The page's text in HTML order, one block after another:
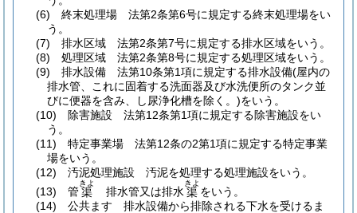
(6)
終末処理場 法第2条第6号に規定する終末処理場をい
う。
(7)
排水区域 法第2条第7号に規定する排水区域をいう。
(8)
処理区域 法第2条第8号に規定する処理区域をいう。
(9)
排水設備 法第10条第1項に規定する排水設備(屋内の
排水管、これに固着する洗面器及び水洗便所のタンク並
びに便器を含み、し尿浄化槽を除く。)をいう。
(10)
除害施設 法第12条第1項に規定する除害施設をい
う。
(11)
特定事業場 法第12条の2第1項に規定する特定事業
場をいう。
(12)
汚泥処理施設 汚泥を処理する処理施設をいう。
(13)
管 渠
きよ
排水管又は排水 渠
きよ
をいう。
(14)
公共ます 排水設備から排除される下水を受けるま